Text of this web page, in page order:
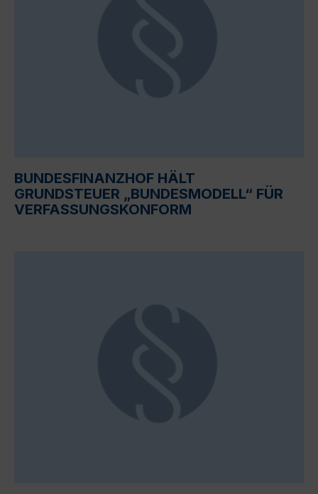
BUNDESFINANZHOF HÄLT
GRUNDSTEUER „BUNDESMODELL“ FÜR
VERFASSUNGSKONFORM